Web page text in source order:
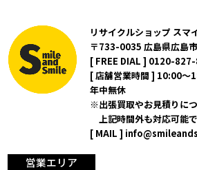
リサイクルショップ スマ
〒733-0035 広島県広島
[ FREE DIAL ] 0120-
[ 店舗営業時間 ] 10:00～
年中無休
出張買取やお見積りに
上記時間外も対応可能
[ MAIL ]
営業エリア